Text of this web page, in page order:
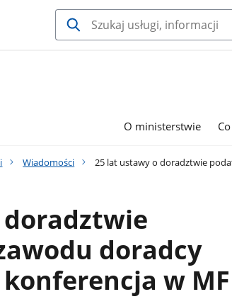
O ministerstwie
Wiadomości 25 lat ustawy o doradztwie
doradcy
w MF